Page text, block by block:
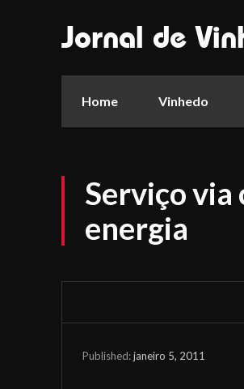
Jornal de
Home Vinhedo
Serviço via
energia
Published:janeiro 5, 2011